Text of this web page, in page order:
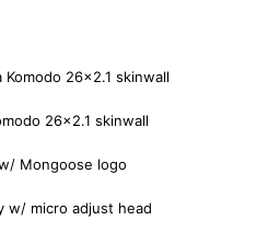
26x2.1 skinwall
26x2.1 skinwall
Mongoose logo
w/ micro adjust head